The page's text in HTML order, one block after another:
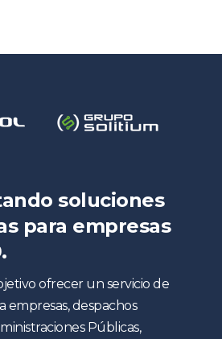
soluciones
para empresas
ofrecer un servicio de
empresas, despachos
Públicas,